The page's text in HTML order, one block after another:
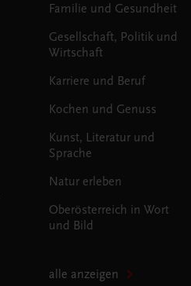
Familie und Gesundheit
Gesellschaft, Politik und
Wirtschaft
Karriere und Beruf
Kochen und Genuss
Kunst, Literatur und
Sprache
Natur erleben
Oberösterreich in Wort
und Bild
alle anzeigen